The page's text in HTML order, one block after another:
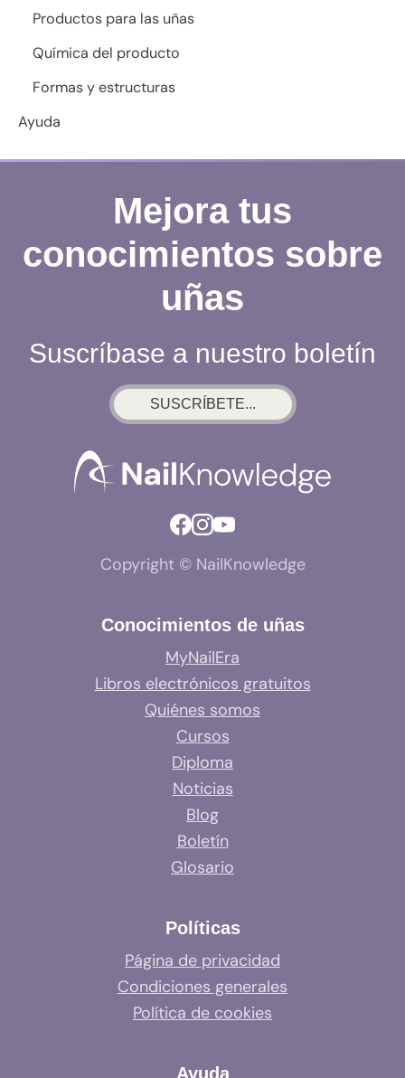
Productos para las uñas
Química del producto
Formas y estructuras
Ayuda
Mejora tus
conocimientos sobre
uñas
Suscríbase a nuestro boletín
SUSCRÍBETE...
Copyright © NailKnowledge
Conocimientos de uñas
MyNailEra
Libros electrónicos gratuitos
Quiénes somos
Cursos
Diploma
Noticias
Blog
Boletín
Glosario
Políticas
Página de privacidad
Condiciones generales
Política de cookies
Ayuda